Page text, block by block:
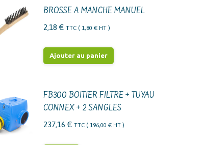
BROSSE A MANCHE MANUEL
2,18 € TTC ( 1,80 €HT )
Ajouter au panier
FB300 BOITIER FILTRE + TUYAU
CONNEX + 2 SANGLES
237,16 € TTC ( 196,00 €HT )